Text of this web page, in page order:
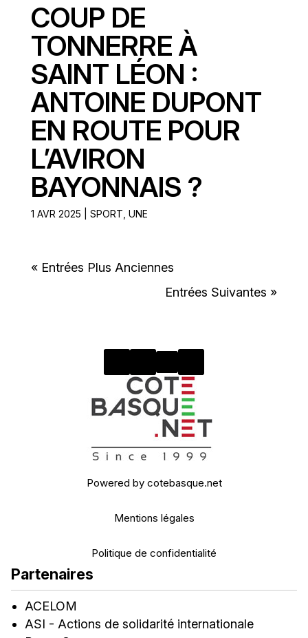
COUP DE
TONNERRE À
SAINT LÉON :
ANTOINE DUPONT
EN ROUTE POUR
L’AVIRON
BAYONNAIS ?
1 AVR 2025 SPORT UNE
« Entrées Plus Anciennes
Entrées Suivantes »
Powered by cotebasque.net
Mentions légales
Politique de confidentialité
Partenaires
ACELOM
ASI - Actions de solidarité internationale